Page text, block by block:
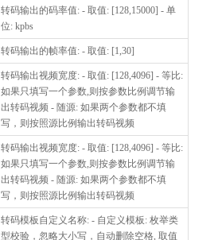
转码输出的码率值: - 取值: [128,15000] - 单
位: kpbs
转码输出的帧率值: - 取值: [1,30]
转码输出视频宽度: - 取值: [128,4096] - 等比:
如果只填写一个参数,则按参数比例调节输
出转码视频 - 随源: 如果两个参数都不填
写，则按照源比例输出转码视频
转码输出视频宽度: - 取值: [128,4096] - 等比:
如果只填写一个参数,则按参数比例调节输
出转码视频 - 随源: 如果两个参数都不填
写，则按照源比例输出转码视频
转码模板自定义名称: - 自定义模板: 枚举类
型校验，忽略大小写，自动删除空格, 取值